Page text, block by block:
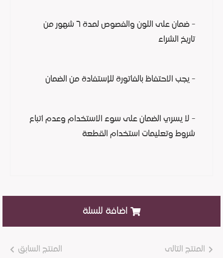
- ضمان على اللون والفصوص لمدة ٦ شهور من
تاريخ الشراء
- يجب الاحتفاظ بالفاتورة للإستفادة من الضمان
- لا يسري الضمان على سوء الاستخدام وعدم اتباع
شروط وتعليمات استخدام القطعة
اضافة للسلة
المنتج التالى المنتج السابق